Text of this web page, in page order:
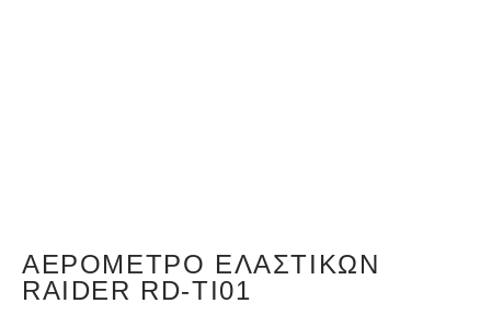
ΑΕΡΌΜΕΤΡΟ ΕΛΑΣΤΙΚΏΝ
RAIDER RD-TI01